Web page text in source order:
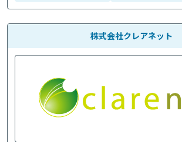
株式会社クレアネット